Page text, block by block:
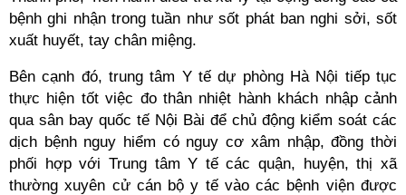
bệnh ghi nhận trong tuần như sốt phát ban nghi sởi, sốt
xuất huyết, tay chân miệng.
Bên cạnh đó, trung tâm Y tế dự phòng Hà Nội tiếp tục
thực hiện tốt việc đo thân nhiệt hành khách nhập cảnh
qua sân bay quốc tế Nội Bài để chủ động kiểm soát các
dịch bệnh nguy hiểm có nguy cơ xâm nhập, đồng thời
phối hợp với Trung tâm Y tế các quận, huyện, thị xã
thường xuyên cử cán bộ y tế vào các bệnh viện được